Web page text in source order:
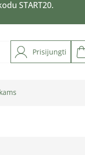
START20.
Prisijungti